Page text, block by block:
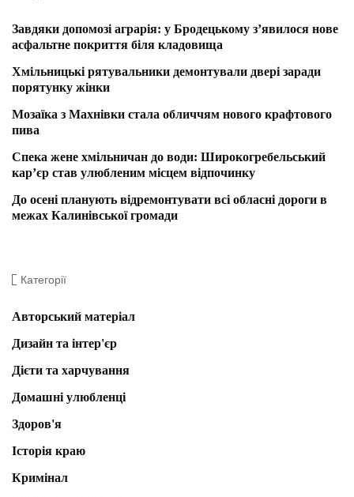
Завдяки допомозі аграрія: у Бродецькому з’явилося нове
асфальтне покриття біля кладовища
Хмільницькі рятувальники демонтували двері заради
порятунку жінки
Мозаїка з Махнівки стала обличчям нового крафтового
пива
Спека жене хмільничан до води: Широкогребельський
кар’єр став улюбленим місцем відпочинку
До осені планують відремонтувати всі обласні дороги в
межах Калинівської громади
Категорії
Авторський матеріал
Дизайн та інтер'єр
Дієти та харчування
Домашні улюбленці
Здоров'я
Історія краю
Кримінал